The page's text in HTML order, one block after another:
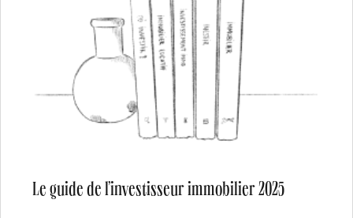
Le guide de l’investisseur immobilier 2025